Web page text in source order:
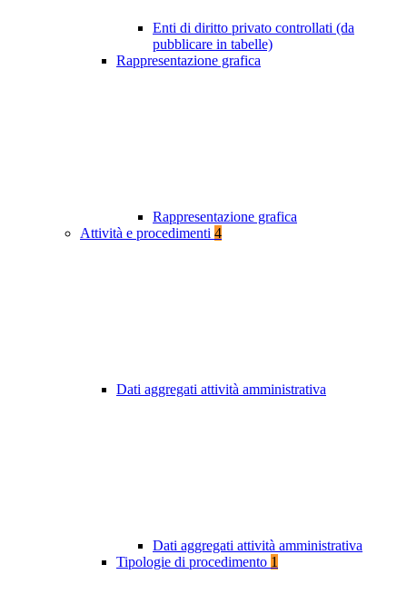
Enti di diritto privato controllati (da
pubblicare in tabelle)
Rappresentazione grafica
Rappresentazione grafica
Attività e procedimenti 4
Dati aggregati attività amministrativa
Dati aggregati attività amministrativa
Tipologie di procedimento 1